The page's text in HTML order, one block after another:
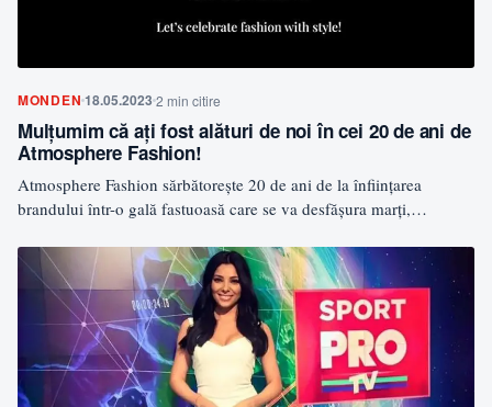
MONDEN18.05.20232 min citire
Mulțumim că aţi fost alături de noi în cei 20 de ani de
Atmosphere Fashion!
Atmosphere Fashion sărbătoreşte 20 de ani de la înfiinţarea
brandului într-o gală fastuoasă care se va desfăşura marţi,…